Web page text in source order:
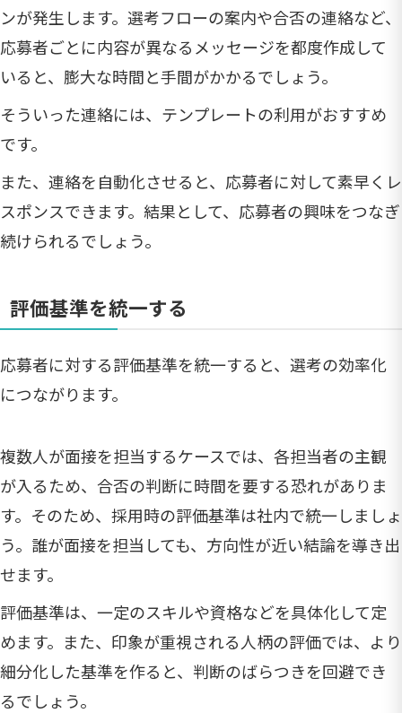
ンが発生します。選考フローの案内や合否の連絡など、
応募者ごとに内容が異なるメッセージを都度作成して
いると、膨大な時間と手間がかかるでしょう。
そういった連絡には、テンプレートの利用がおすすめ
です。
また、連絡を自動化させると、応募者に対して素早くレ
スポンスできます。結果として、応募者の興味をつなぎ
続けられるでしょう。
評価基準を統一する
応募者に対する評価基準を統一すると、選考の効率化
につながります。
複数人が面接を担当するケースでは、各担当者の主観
が入るため、合否の判断に時間を要する恐れがありま
す。そのため、採用時の評価基準は社内で統一しましょ
う。誰が面接を担当しても、方向性が近い結論を導き出
せます。
評価基準は、一定のスキルや資格などを具体化して定
めます。また、印象が重視される人柄の評価では、より
細分化した基準を作ると、判断のばらつきを回避でき
るでしょう。